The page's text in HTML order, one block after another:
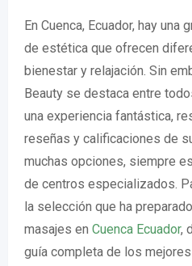
En Cuenca, Ecuador, hay una
de estética que ofrecen
bienestar y relajación. Sin
Beauty se destaca entre
una experiencia fantástica,
reseñas y calificaciones de
muchas opciones, siempre
de centros especializados.
la selección que ha
masajes en Cuenca Ecuador,
guía completa de los